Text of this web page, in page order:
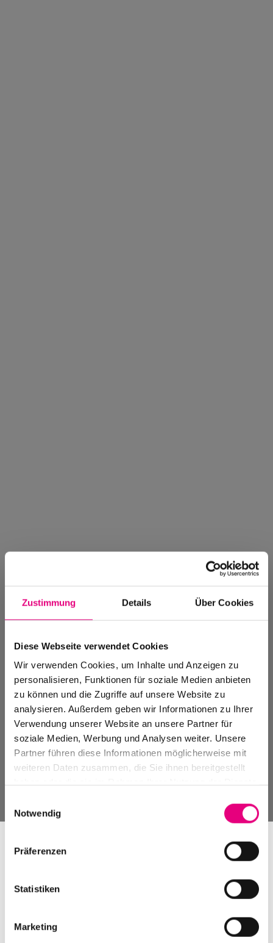
Zustimmung Details Über Cookies
Diese Webseite verwendet Cookies
Wir verwenden Cookies, um Inhalte und Anzeigen zu
personalisieren, Funktionen für soziale Medien anbieten
zu können und die Zugriffe auf unsere Website zu
analysieren. Außerdem geben wir Informationen zu Ihrer
Verwendung unserer Website an unsere Partner für
soziale Medien, Werbung und Analysen weiter. Unsere
Partner führen diese Informationen möglicherweise mit
weiteren Daten zusammen, die Sie ihnen bereitgestellt
Notwendig
Präferenzen
Statistiken
Marketing
Events Archive
Past events, festivals, and venues